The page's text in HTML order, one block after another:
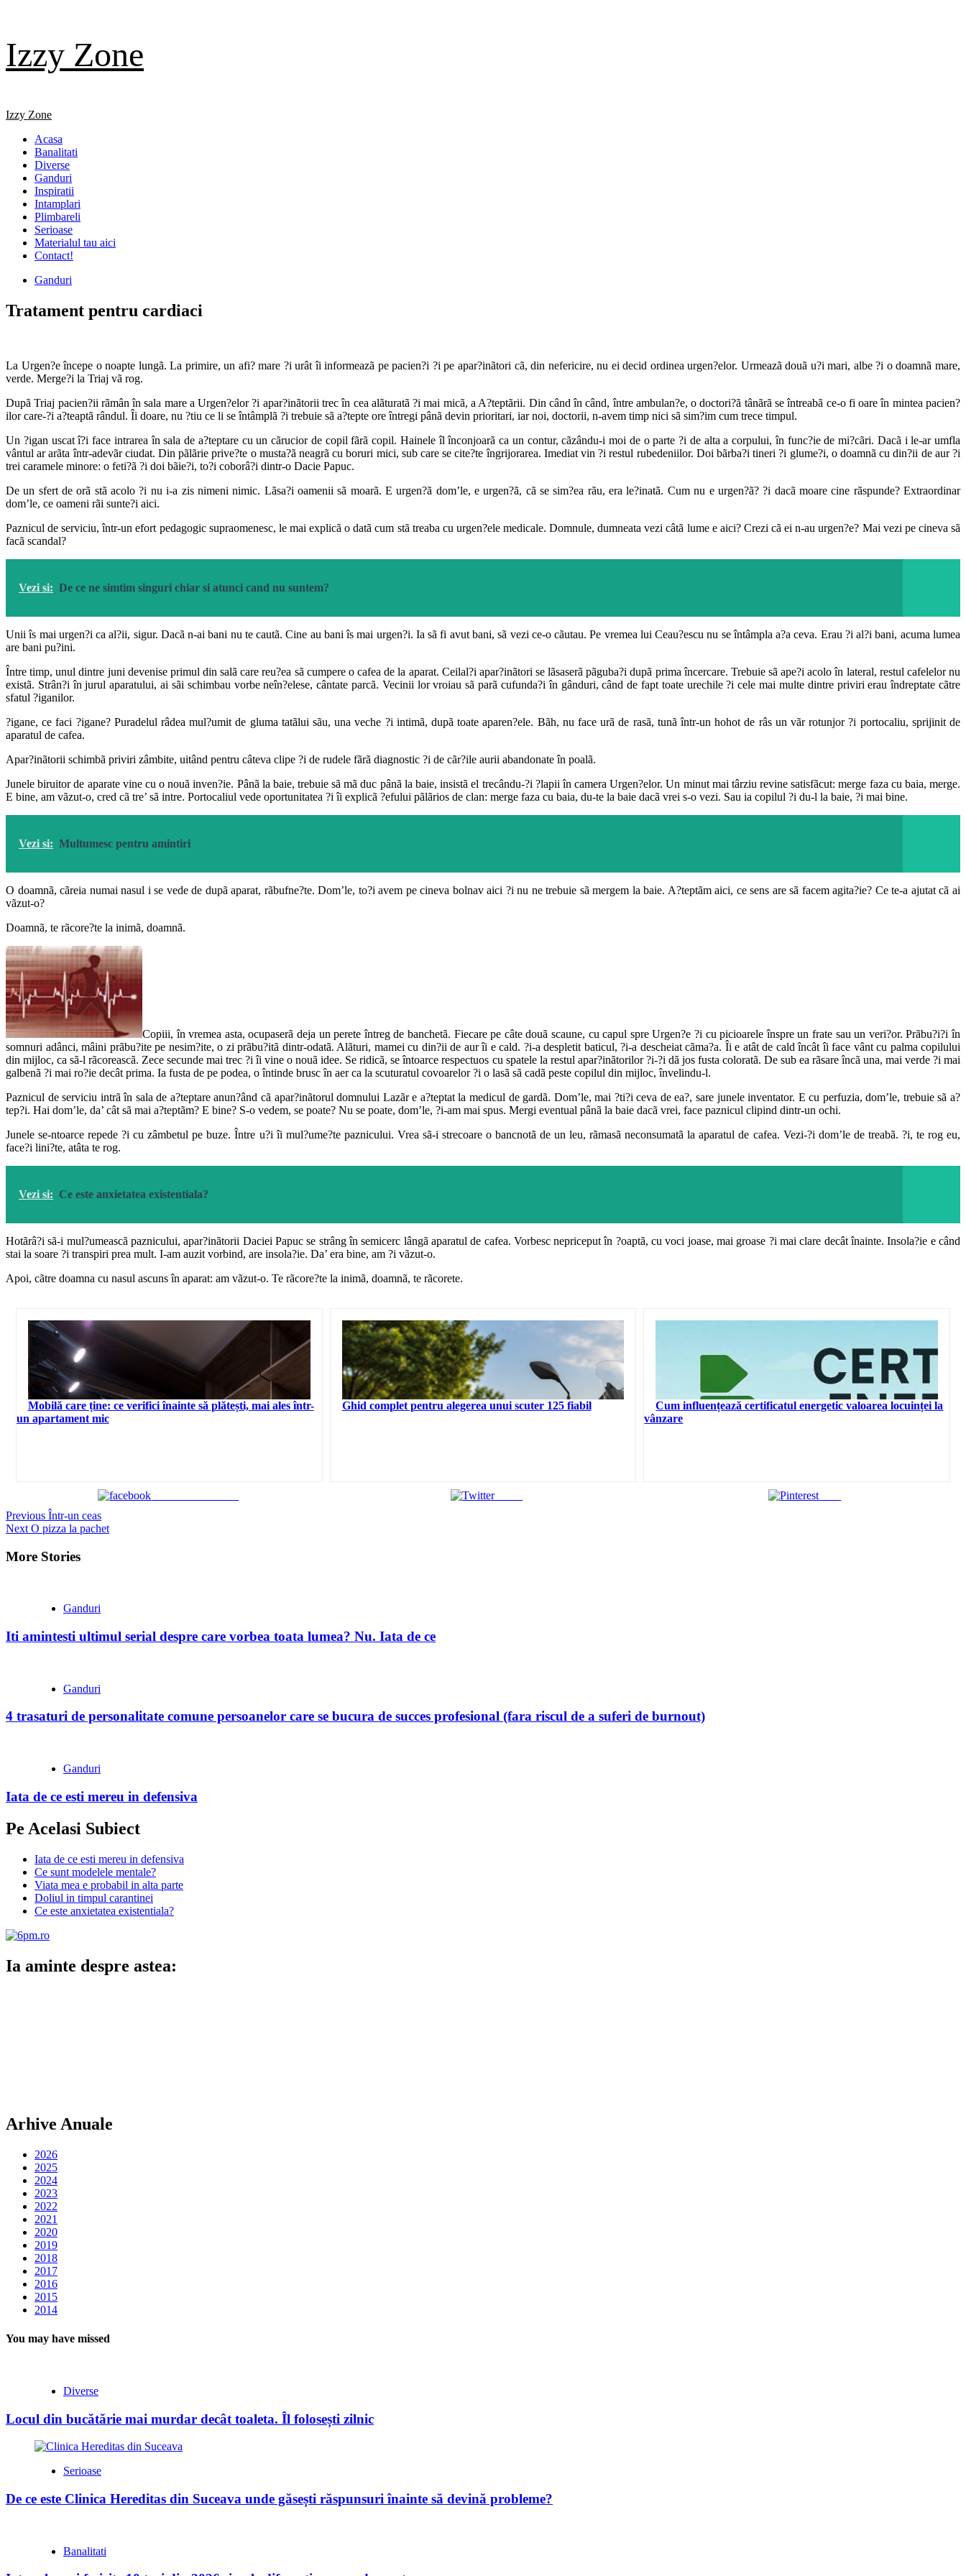
content
Izzy Zone
Primary
Izzy Zone
Acasa
Banalitati
Diverse
Ganduri
Inspiratii
Intamplari
Plimbareli
Serioase
Materialul tau aici
Contact!
Ganduri
Tratament pentru cardiaci
La Urgen?e începe o noapte lungã. La primire, un afi? mare ?i urât îi informeazã pe pacien?i ?i pe apar?inãtori cã, din nefericire, nu ei decid ordinea urgen?elor. Urmeazã douã u?i mari, albe ?i o doamnã mare,
verde. Merge?i la Triaj vã rog.
Dupã Triaj pacien?ii rãmân în sala mare a Urgen?elor ?i apar?inãtorii trec în cea alãturatã ?i mai micã, a A?teptãrii. Din când în când, între ambulan?e, o doctori?ã tânãrã se întreabã ce-o fi oare în mintea pacien?
ilor care-?i a?teaptã rândul. Îi doare, nu ?tiu ce li se întâmplã ?i trebuie sã a?tepte ore întregi pânã devin prioritari, iar noi, doctorii, n-avem timp nici sã sim?im cum trece timpul.
Un ?igan uscat î?i face intrarea în sala de a?teptare cu un cãrucior de copil fãrã copil. Hainele îl înconjoarã ca un contur, cãzându-i moi de o parte ?i de alta a corpului, în func?ie de mi?cãri. Dacã i le-ar umfla
vântul ar arãta într-adevãr ciudat. Din pãlãrie prive?te o musta?ã neagrã cu boruri mici, sub care se cite?te îngrijorarea. Imediat vin ?i restul rubedeniilor. Doi bãrba?i tineri ?i glume?i, o doamnã cu din?ii de aur ?i
trei caramele minore: o feti?ã ?i doi bãie?i, to?i coborâ?i dintr-o Dacie Papuc.
De un sfert de orã stã acolo ?i nu i-a zis nimeni nimic. Lãsa?i oamenii sã moarã. E urgen?ã dom’le, e urgen?ã, cã se sim?ea rãu, era le?inatã. Cum nu e urgen?ã? ?i dacã moare cine rãspunde? Extraordinar
dom’le, ce oameni rãi sunte?i aici.
Paznicul de serviciu, într-un efort pedagogic supraomenesc, le mai explicã o datã cum stã treaba cu urgen?ele medicale. Domnule, dumneata vezi câtã lume e aici? Crezi cã ei n-au urgen?e? Mai vezi pe cineva sã
facã scandal?
Vezi si: De ce ne simtim singuri chiar si atunci cand nu suntem?
Unii îs mai urgen?i ca al?ii, sigur. Dacã n-ai bani nu te cautã. Cine au bani îs mai urgen?i. Ia sã fi avut bani, sã vezi ce-o cãutau. Pe vremea lui Ceau?escu nu se întâmpla a?a ceva. Erau ?i al?i bani, acuma lumea
are bani pu?ini.
Între timp, unul dintre juni devenise primul din salã care reu?ea sã cumpere o cafea de la aparat. Ceilal?i apar?inãtori se lãsaserã pãguba?i dupã prima încercare. Trebuie sã ape?i acolo în lateral, restul cafelelor nu
existã. Strân?i în jurul aparatului, ai sãi schimbau vorbe neîn?elese, cântate parcã. Vecinii lor vroiau sã parã cufunda?i în gânduri, când de fapt toate urechile ?i cele mai multe dintre priviri erau îndreptate cãtre
sfatul ?iganilor.
?igane, ce faci ?igane? Puradelul râdea mul?umit de gluma tatãlui sãu, una veche ?i intimã, dupã toate aparen?ele. Bãh, nu face urã de rasã, tunã într-un hohot de râs un vãr rotunjor ?i portocaliu, sprijinit de
aparatul de cafea.
Apar?inãtorii schimbã priviri zâmbite, uitând pentru câteva clipe ?i de rudele fãrã diagnostic ?i de cãr?ile aurii abandonate în poalã.
Junele biruitor de aparate vine cu o nouã inven?ie. Pânã la baie, trebuie sã mã duc pânã la baie, insistã el trecându-?i ?lapii în camera Urgen?elor. Un minut mai târziu revine satisfãcut: merge faza cu baia, merge.
E bine, am vãzut-o, cred cã tre’ sã intre. Portocaliul vede oportunitatea ?i îi explicã ?efului pãlãrios de clan: merge faza cu baia, du-te la baie dacã vrei s-o vezi. Sau ia copilul ?i du-l la baie, ?i mai bine.
Vezi si: Multumesc pentru amintiri
O doamnã, cãreia numai nasul i se vede de dupã aparat, rãbufne?te. Dom’le, to?i avem pe cineva bolnav aici ?i nu ne trebuie sã mergem la baie. A?teptãm aici, ce sens are sã facem agita?ie? Ce te-a ajutat cã ai
vãzut-o?
Doamnã, te rãcore?te la inimã, doamnã.
Copiii, în vremea asta, ocupaserã deja un perete întreg de banchetã. Fiecare pe câte douã scaune, cu capul spre Urgen?e ?i cu picioarele înspre un frate sau un veri?or. Prãbu?i?i în
somnuri adânci, mâini prãbu?ite pe nesim?ite, o zi prãbu?itã dintr-odatã. Alãturi, mamei cu din?ii de aur îi e cald. ?i-a despletit baticul, ?i-a descheiat cãma?a. Îi e atât de cald încât îi face vânt cu palma copilului
din mijloc, ca sã-l rãcoreascã. Zece secunde mai trec ?i îi vine o nouã idee. Se ridicã, se întoarce respectuos cu spatele la restul apar?inãtorilor ?i-?i dã jos fusta coloratã. De sub ea rãsare încã una, mai verde ?i mai
galbenã ?i mai ro?ie decât prima. Ia fusta de pe podea, o întinde brusc în aer ca la scuturatul covoarelor ?i o lasã sã cadã peste copilul din mijloc, învelindu-l.
Paznicul de serviciu intrã în sala de a?teptare anun?ând cã apar?inãtorul domnului Lazãr e a?teptat la medicul de gardã. Dom’le, mai ?ti?i ceva de ea?, sare junele inventator. E cu perfuzia, dom’le, trebuie sã a?
tep?i. Hai dom’le, da’ cât sã mai a?teptãm? E bine? S-o vedem, se poate? Nu se poate, dom’le, ?i-am mai spus. Mergi eventual pânã la baie dacã vrei, face paznicul clipind dintr-un ochi.
Junele se-ntoarce repede ?i cu zâmbetul pe buze. Între u?i îi mul?ume?te paznicului. Vrea sã-i strecoare o bancnotã de un leu, rãmasã neconsumatã la aparatul de cafea. Vezi-?i dom’le de treabã. ?i, te rog eu,
face?i lini?te, atâta te rog.
Vezi si: Ce este anxietatea existentiala?
Hotãrâ?i sã-i mul?umeascã paznicului, apar?inãtorii Daciei Papuc se strâng în semicerc lângã aparatul de cafea. Vorbesc nepriceput în ?oaptã, cu voci joase, mai groase ?i mai clare decât înainte. Insola?ie e când
stai la soare ?i transpiri prea mult. I-am auzit vorbind, are insola?ie. Da’ era bine, am ?i vãzut-o.
Apoi, cãtre doamna cu nasul ascuns în aparat: am vãzut-o. Te rãcore?te la inimã, doamnã, te rãcorete.
Mobilă care ține: ce verifici înainte să plătești, mai ales într-
un apartament mic
Ghid complet pentru alegerea unui scuter 125 fiabil
Cum influențează certificatul energetic valoarea locuinței la
vânzare
Tweet
Continue
Reading
Previous Într-un ceas
Next O pizza la pachet
More Stories
Ganduri
Iti amintesti ultimul serial despre care vorbea toata lumea? Nu. Iata de ce
Ganduri
4 trasaturi de personalitate comune persoanelor care se bucura de succes profesional (fara riscul de a suferi de burnout)
Ganduri
Iata de ce esti mereu in defensiva
Pe Acelasi Subiect
Iata de ce esti mereu in defensiva
Ce sunt modelele mentale?
Viata mea e probabil in alta parte
Doliul in timpul carantinei
Ce este anxietatea existentiala?
Ia aminte despre astea:
Arhive Anuale
2026
2025
2024
2023
2022
2021
2020
2019
2018
2017
2016
2015
2014
You may have missed
Diverse
Locul din bucătărie mai murdar decât toaleta. Îl folosești zilnic
Serioase
De ce este Clinica Hereditas din Suceava unde găsești răspunsuri înainte să devină probleme?
Banalitati